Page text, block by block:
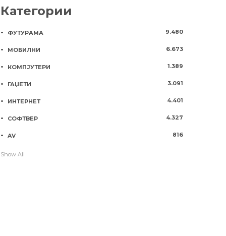
Категории
ФУТУРАМА 9.480
МОБИЛНИ 6.673
КОМПЈУТЕРИ 1.389
ГАЏЕТИ 3.091
ИНТЕРНЕТ 4.401
СОФТВЕР 4.327
AV 816
Show All